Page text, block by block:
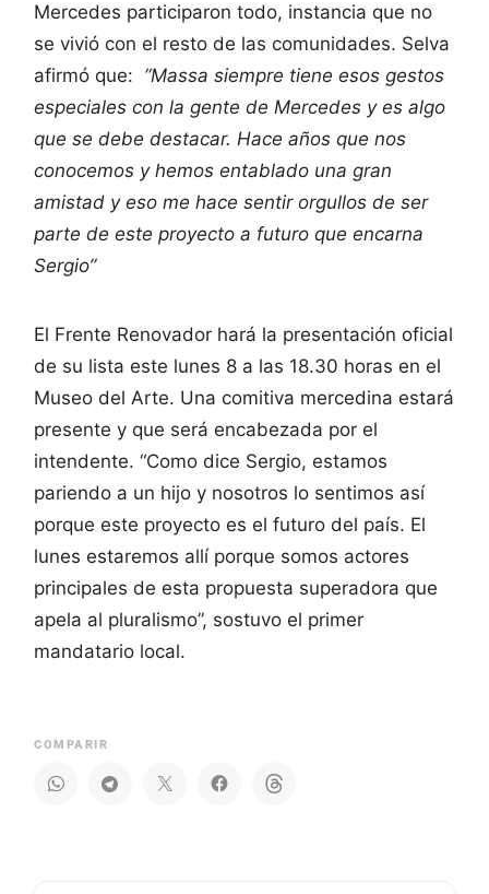
Mercedes participaron todo, instancia que no
se vivió con el resto de las comunidades. Selva
afirmó que: “Massa siempre tiene esos gestos
especiales con la gente de Mercedes y es algo
que se debe destacar. Hace años que nos
conocemos y hemos entablado una gran
amistad y eso me hace sentir orgullos de ser
parte de este proyecto a futuro que encarna
Sergio”
El Frente Renovador hará la presentación oficial
de su lista este lunes 8 a las 18.30 horas en el
Museo del Arte. Una comitiva mercedina estará
presente y que será encabezada por el
intendente. “Como dice Sergio, estamos
pariendo a un hijo y nosotros lo sentimos así
porque este proyecto es el futuro del país. El
lunes estaremos allí porque somos actores
principales de esta propuesta superadora que
apela al pluralismo”, sostuvo el primer
mandatario local.
COMPARIR